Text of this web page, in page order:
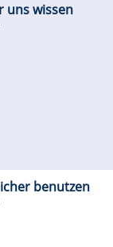
uns wissen
benutzen